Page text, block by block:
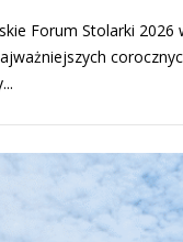
Forum Stolarki 2026